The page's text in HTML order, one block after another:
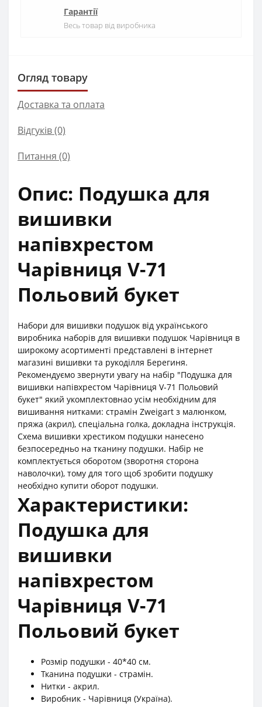
Гарантії
Весь товар від виробника
Огляд товару
Доставка та оплата
Відгуків (0)
Питання (0)
Опис: Подушка для
вишивки
напівхрестом
Чарівниця V-71
Польовий букет
Набори для вишивки подушок від українського
виробника наборів для вишивки подушок Чарівниця в
широкому асортименті представлені в інтернет
магазині вишивки та рукоділля Берегиня.
Рекомендуємо звернути увагу на набір "Подушка для
вишивки напівхрестом Чарівниця V-71 Польовий
букет" який укомплектовнао усім необхідним для
вишивання нитками: страмін Zweigart з малюнком,
пряжа (акрил), спеціальна голка, докладна інструкція.
Схема вишивки хрестиком подушки нанесено
безпосередньо на тканину подушки. Набір не
комплектується оборотом (зворотня сторона
наволочки), тому для того щоб зробити подушку
необхідно купити оборот подушки.
Характеристики:
Подушка для
вишивки
напівхрестом
Чарівниця V-71
Польовий букет
Розмір подушки - 40*40 см.
Тканина подушки - страмін.
Нитки - акрил.
Виробник - Чарівниця (Україна).